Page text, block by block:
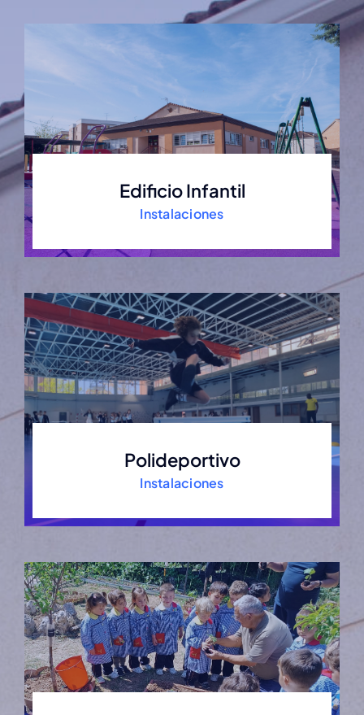
Edificio Infantil
Instalaciones
Polideportivo
Instalaciones